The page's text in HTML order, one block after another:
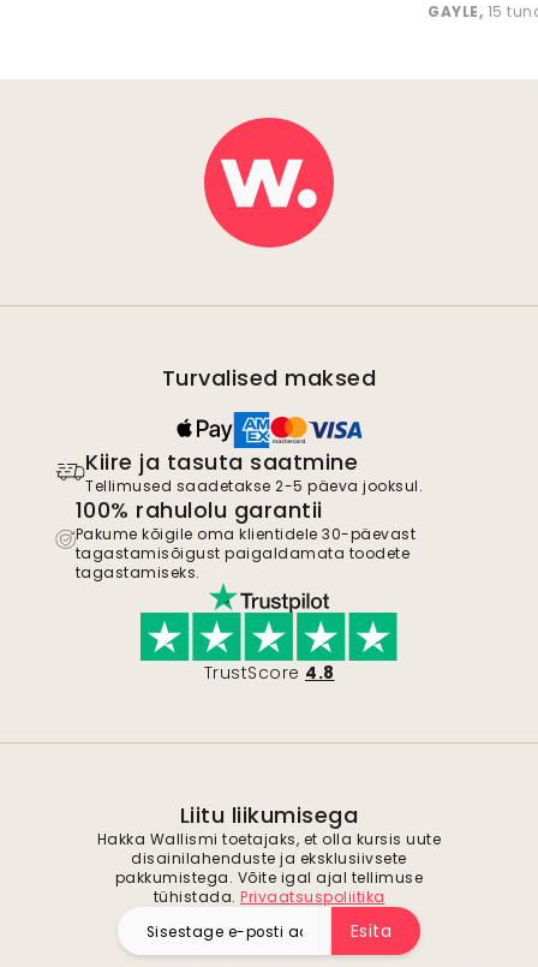
GAYLE, 15
Turvalised maksed
Kiire ja tasuta saatmine
Tellimused saadetakse 2-5 päeva jooksul.
100% rahulolu garantii
Pakume kõigile oma klientidele 30-päevast
tagastamisõigust paigaldamata toodete
tagastamiseks.
TrustScore 4.8
Liitu liikumisega
Hakka Wallismi toetajaks, et olla kursis uute
disainilahenduste ja eksklusiivsete
pakkumistega. Võite igal ajal tellimuse
tühistada. Privaatsuspoliitika
Esita